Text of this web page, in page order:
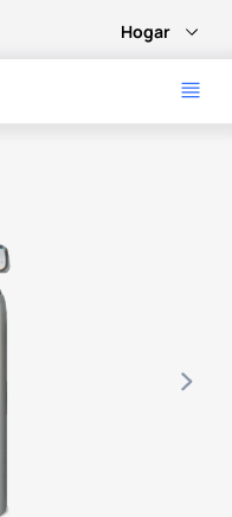
Hogar
product images, or